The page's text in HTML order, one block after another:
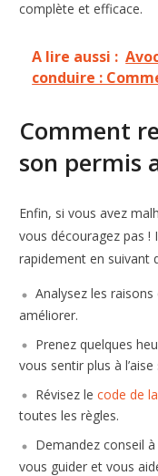
complète et efficace.
A lire aussi :
conduire :
Comment
son permis
Enfin, si vous avez
vous découragez pas
rapidement en suivant
Analysez les
améliorer.
Prenez quelques
vous sentir plus à
Révisez lecode de
toutes les règles.
Demandez conseil
vous guider et vous